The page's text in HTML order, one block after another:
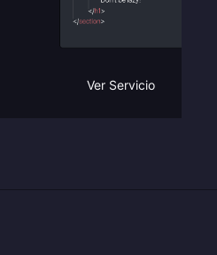
Ver Servicio